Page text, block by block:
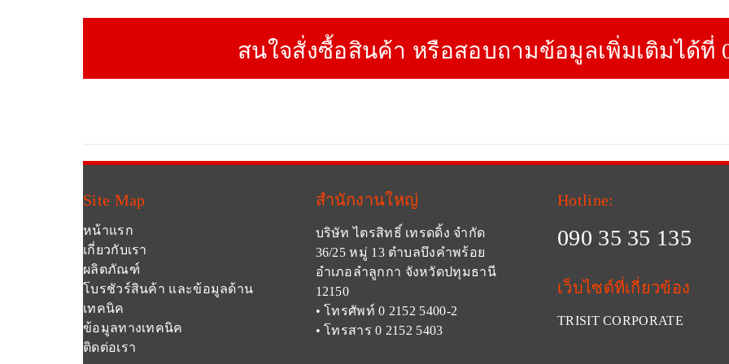
สนใจสั่งซื้อสินค้า หรือสอบถามข้อมูลเพิ่มเติมได้ที่
Site Map
หน้าแรก
เกี่ยวกับเรา
ผลิตภัณฑ์
โบรชัวร์สินค้า และข้อมูลด้าน
เทคนิค
ข้อมูลทางเทคนิค
ติดต่อเรา
สำนักงานใหญ่
บริษัท ไตรสิทธิ์ เทรดดิ้ง จำกัด
36/25 หมู่ 13 ตำบลบึงคำพร้อย
อำเภอลำลูกกา จังหวัดปทุมธานี
12150
• โทรศัพท์ 0 2152 5400-2
• โทรสาร 0 2152 5403
Hotline:
090 35 35 135
เว็บไซด์ที่เกี่ยวข้อง
TRISIT CORPORATE